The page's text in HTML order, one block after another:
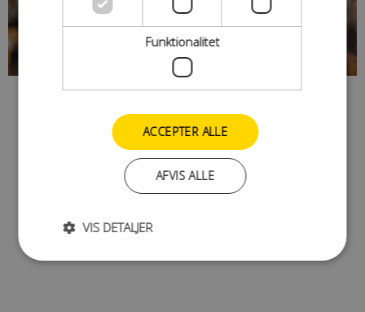
Funktionalitet
ACCEPTER ALLE
AFVIS ALLE
VIS DETALJER